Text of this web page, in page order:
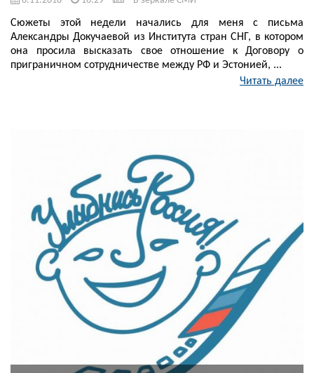
Сюжеты этой недели начались для меня с письма
Александры Докучаевой из Института стран СНГ, в котором
она просила высказать свое отношение к Договору о
приграничном сотрудничестве между РФ и Эстонией, ...
Читать далее